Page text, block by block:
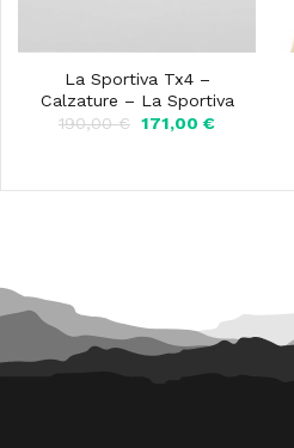
La Sportiva Tx4 –
Calzature – La Sportiva
190,00€ Il
190,00 €.
171,00€Il
171,00 €.